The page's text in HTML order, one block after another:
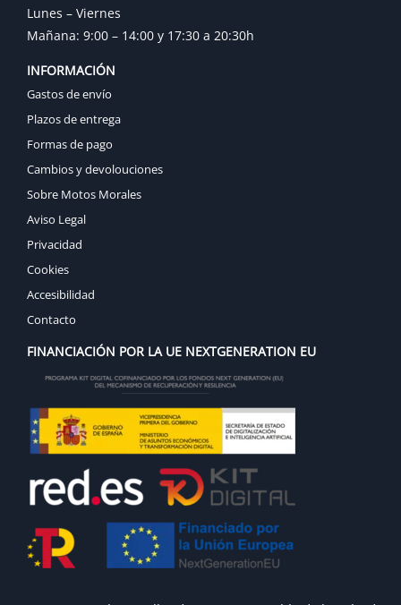
Lunes – Viernes
Mañana: 9:00 – 14:00 y 17:30 a 20:30h
INFORMACIÓN
Gastos de envío
Plazos de entrega
Formas de pago
Cambios y devolouciones
Sobre Motos Morales
Aviso Legal
Privacidad
Cookies
Accesibilidad
Contacto
FINANCIACIÓN POR LA UE NEXTGENERATION EU